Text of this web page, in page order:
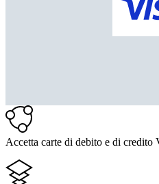
Accetta carte di debito e di credito